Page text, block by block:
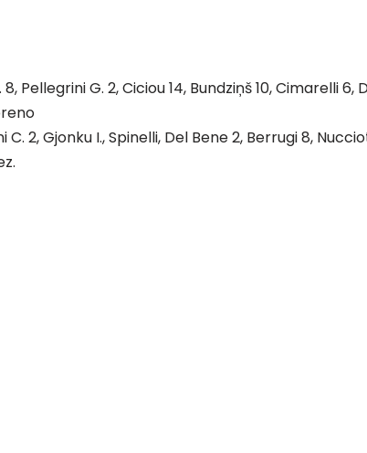
8, Pellegrini G. 2, Ciciou 14, Bundziņš 10, Cimarelli 6,
2, Gjonku I., Spinelli, Del Bene 2, Berrugi 8,